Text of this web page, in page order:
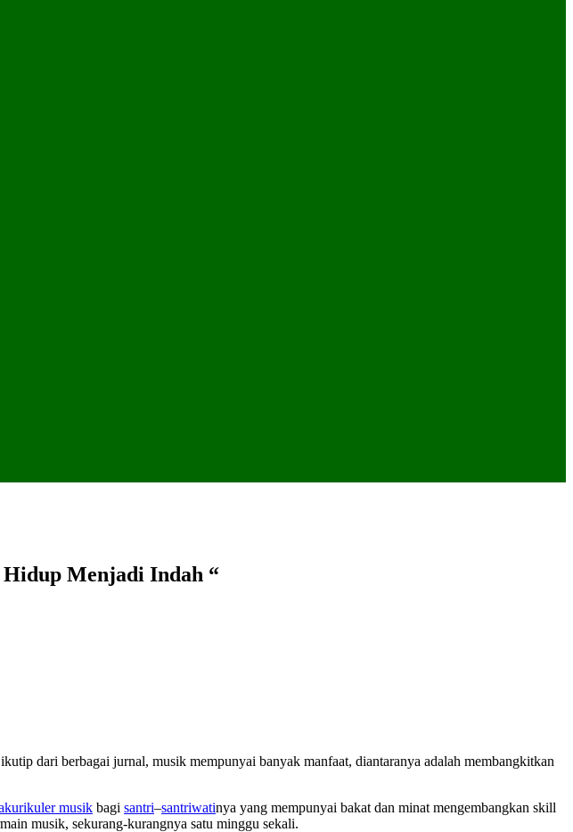
Hidup Menjadi Indah “
dari berbagai jurnal, musik mempunyai banyak manfaat, diantaranya adalah membangkitkan
musik bagi santri–santriwatinya yang mempunyai bakat dan minat mengembangkan skill
musik, sekurang-kurangnya satu minggu sekali.